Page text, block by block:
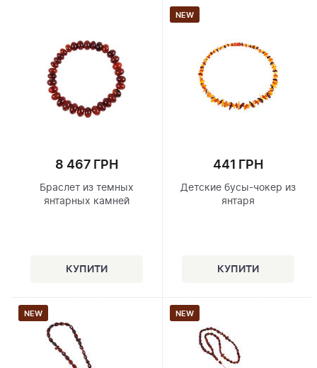
8 467 ГРН
Браслет из темных
янтарных камней
NEW
441 ГРН
Детские бусы-чокер из
янтаря
NEW NEW